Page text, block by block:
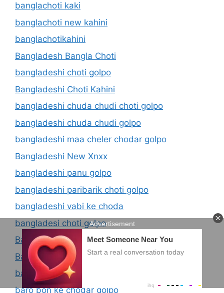
banglachoti kaki
banglachoti new kahini
banglachotikahini
Bangladesh Bangla Choti
bangladeshi choti golpo
Bangladeshi Choti Kahini
bangladeshi chuda chudi choti golpo
bangladeshi chuda chudi golpo
bangladeshi maa cheler chodar golpo
Bangladeshi New Xnxx
bangladeshi panu golpo
bangladeshi paribarik choti golpo
bangladeshi vabi ke choda
bangladesi choti golpo
Bangladesi Choti Kahini Com
Bangladesi kaki chodar kahini
banglay choti golpo
baro bon ke chodar golpo